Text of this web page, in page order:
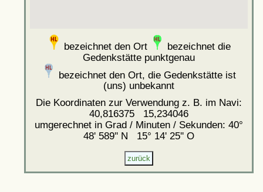
bezeichnet den Ort
bezeichnet die
Gedenkstätte punktgenau
bezeichnet den Ort, die Gedenkstätte ist
(uns) unbekannt
Die Koordinaten zur Verwendung z. B. im Navi:
40,816375 15,234046
umgerechnet in Grad / Minuten / Sekunden: 40°
48' 589'' N 15° 14' 25'' O